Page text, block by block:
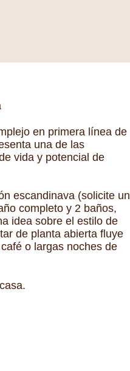
en primera línea de
una de las
vida y potencial de
escandinava (solicite un
completo y 2 baños,
idea sobre el estilo de
de planta abierta fluye
o largas noches de